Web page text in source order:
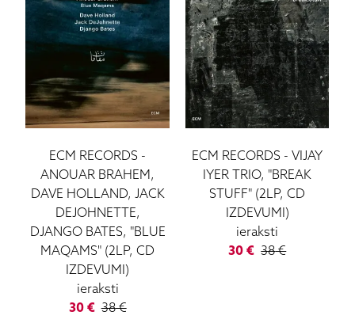
ECM RECORDS -
ANOUAR BRAHEM,
DAVE HOLLAND, JACK
DEJOHNETTE,
DJANGO BATES, "BLUE
MAQAMS" (2LP, CD
IZDEVUMI)
ieraksti
30€ 38€
ECM RECORDS -VIJAY
IYER TRIO, "BREAK
STUFF" (2LP, CD
IZDEVUMI)
ieraksti
30 € 38€